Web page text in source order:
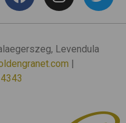
Levendula
|